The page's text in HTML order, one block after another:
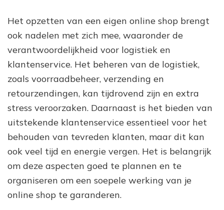
Het opzetten van een eigen online shop brengt
ook nadelen met zich mee, waaronder de
verantwoordelijkheid voor logistiek en
klantenservice. Het beheren van de logistiek,
zoals voorraadbeheer, verzending en
retourzendingen, kan tijdrovend zijn en extra
stress veroorzaken. Daarnaast is het bieden van
uitstekende klantenservice essentieel voor het
behouden van tevreden klanten, maar dit kan
ook veel tijd en energie vergen. Het is belangrijk
om deze aspecten goed te plannen en te
organiseren om een soepele werking van je
online shop te garanderen.